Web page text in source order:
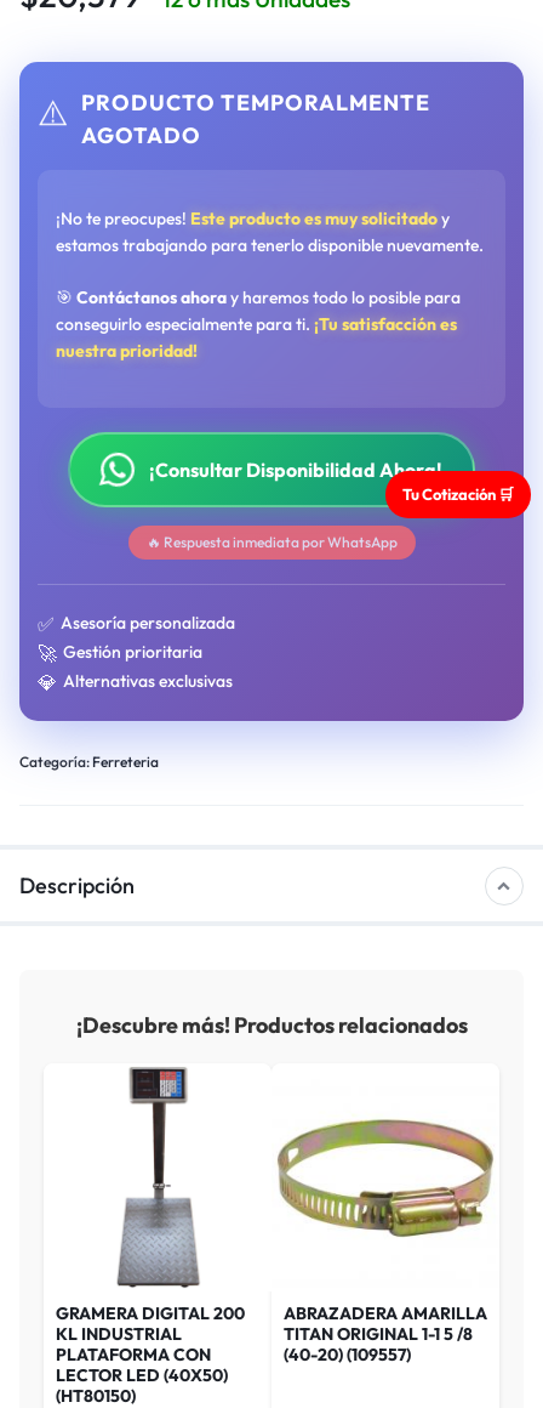
⚠️ PRODUCTO TEMPORALMENTE
AGOTADO
¡No te preocupes! Este producto es muy solicitadoy
estamos trabajando para tenerlo disponible nuevamente.
🎯 Contáctanos ahoray haremos todo lo posible para
conseguirlo especialmente para ti. ¡Tu satisfacción es
nuestra prioridad!
¡Consultar Disponibilidad Ahora!
🔥 Respuesta inmediata por WhatsApp
✅ Asesoría personalizada
🚀 Gestión prioritaria
💎 Alternativas exclusivas
Categoría: Ferreteria
Descripción
¡Descubre más! Productos relacionados
GRAMERA DIGITAL 200
KL INDUSTRIAL
PLATAFORMA CON
LECTOR LED (40X50)
(HT80150)
ABRAZADERA AMARILLA
TITAN ORIGINAL 1-1 5 /8
(40-20) (109557)
Tu Cotización 🛒